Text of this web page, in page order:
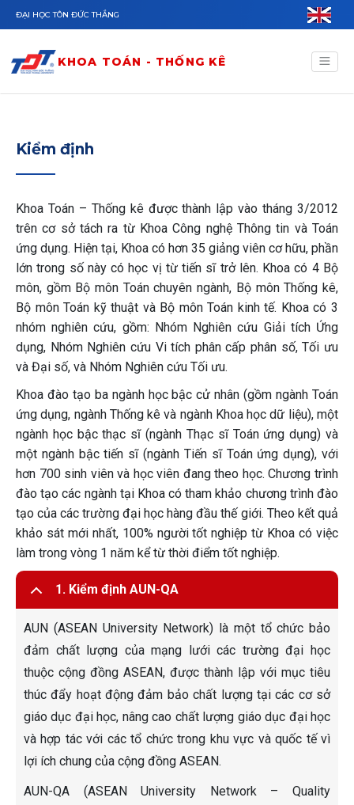
Nhảy đến nội dung
ĐẠI HỌC TÔN ĐỨC THẮNG
KHOA TOÁN - THỐNG KÊ
Kiểm định
Khoa Toán – Thống kê được thành lập vào tháng 3/2012
trên cơ sở tách ra từ Khoa Công nghệ Thông tin và Toán
ứng dụng. Hiện tại, Khoa có hơn 35 giảng viên cơ hữu, phần
lớn trong số này có học vị từ tiến sĩ trở lên. Khoa có 4 Bộ
môn, gồm Bộ môn Toán chuyên ngành, Bộ môn Thống kê,
Bộ môn Toán kỹ thuật và Bộ môn Toán kinh tế. Khoa có 3
nhóm nghiên cứu, gồm: Nhóm Nghiên cứu Giải tích Ứng
dụng, Nhóm Nghiên cứu Vi tích phân cấp phân số, Tối ưu
và Đại số, và Nhóm Nghiên cứu Tối ưu.
Khoa đào tạo ba ngành học bậc cử nhân (gồm ngành Toán
ứng dụng, ngành Thống kê và ngành Khoa học dữ liệu), một
ngành học bậc thạc sĩ (ngành Thạc sĩ Toán ứng dụng) và
một ngành bậc tiến sĩ (ngành Tiến sĩ Toán ứng dụng), với
hơn 700 sinh viên và học viên đang theo học. Chương trình
đào tạo các ngành tại Khoa có tham khảo chương trình đào
tạo của các trường đại học hàng đầu thế giới. Theo kết quả
khảo sát mới nhất, 100% người tốt nghiệp từ Khoa có việc
làm trong vòng 1 năm kể từ thời điểm tốt nghiệp.
1. Kiểm định AUN-QA
AUN (ASEAN University Network) là một tổ chức bảo
đảm chất lượng của mạng lưới các trường đại học
thuộc cộng đồng ASEAN, được thành lập với mục tiêu
thúc đẩy hoạt động đảm bảo chất lượng tại các cơ sở
giáo dục đại học, nâng cao chất lượng giáo dục đại học
và hợp tác với các tổ chức trong khu vực và quốc tế vì
lợi ích chung của cộng đồng ASEAN.
AUN-QA (ASEAN University Network – Quality